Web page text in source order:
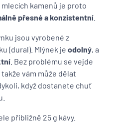
kamenů je proto
přesné a konzistentní
jsou vyrobené z
(dural). Mlýnek je odolný, a
. Bez problému se vejde
vám může dělat
když dostanete chuť
přibližně 25 g kávy.